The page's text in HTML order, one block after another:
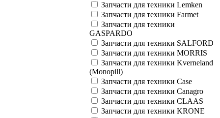
Запчасти для техники Lemken
Запчасти для техники Farmet
Запчасти для техники
GASPARDO
Запчасти для техники SALFORD
Запчасти для техники MORRIS
Запчасти для техники Kverneland
(Monopill)
Запчасти для техники Case
Запчасти для техники Canagro
Запчасти для техники CLAAS
Запчасти для техники KRONE